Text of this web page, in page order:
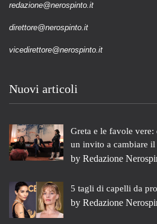
redazione@nerospinto.it
direttore@nerospinto.it
vicedirettore@nerospinto.it
Nuovi articoli
Greta e le favole
un invito a cambiare il
by Redazione
5 tagli di capelli da
by Redazione